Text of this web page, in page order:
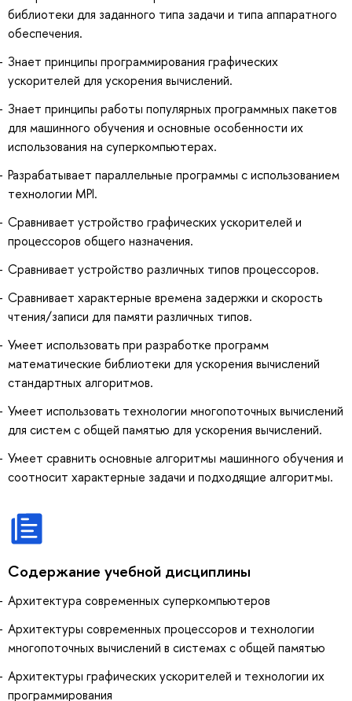
библиотеки для заданного типа задачи и типа аппаратного
обеспечения.
Знает принципы программирования графических
ускорителей для ускорения вычислений.
Знает принципы работы популярных программных пакетов
для машинного обучения и основные особенности их
использования на суперкомпьютерах.
Разрабатывает параллельные программы с использованием
технологии MPI.
Сравнивает устройство графических ускорителей и
процессоров общего назначения.
Сравнивает устройство различных типов процессоров.
Сравнивает характерные времена задержки и скорость
чтения/записи для памяти различных типов.
Умеет использовать при разработке программ
математические библиотеки для ускорения вычислений
стандартных алгоритмов.
Умеет использовать технологии многопоточных вычислений
для систем с общей памятью для ускорения вычислений.
Умеет сравнить основные алгоритмы машинного обучения и
соотносит характерные задачи и подходящие алгоритмы.
Содержание учебной дисциплины
Архитектура современных суперкомпьютеров
Архитектуры современных процессоров и технологии
многопоточных вычислений в системах с общей памятью
Архитектуры графических ускорителей и технологии их
программирования